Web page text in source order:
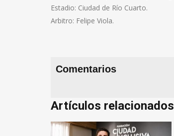
Estadio: Ciudad de Río Cuarto.
Arbitro: Felipe Viola.
Comentarios
Artículos relacionados